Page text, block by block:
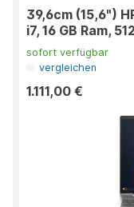
39,6cm (15,6")
i7, 16 GB Ram,
sofort verfügbar
vergleichen
1.111,00 €